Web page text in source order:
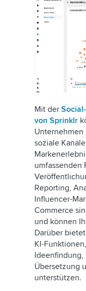
Mit der
von Sprinklr
soziale
umfassenden
Reporting,
Influencer-
Commerce
und können
Darüber
KI-
Ideenfindung,
Übersetzung
unterstützen.